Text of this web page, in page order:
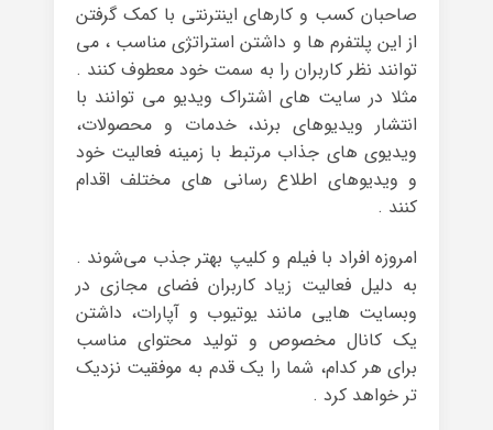
صاحبان کسب و کارهای اینترنتی با کمک گرفتن
از این پلتفرم ها و داشتن استراتژی مناسب ، می
توانند نظر کاربران را به سمت خود معطوف کنند .
مثلا در سایت های اشتراک ویدیو می توانند با
انتشار ویدیوهای برند، خدمات و محصولات،
ویدیوی های جذاب مرتبط با زمینه فعالیت خود
و ویدیوهای اطلاع رسانی های مختلف اقدام
کنند .
امروزه افراد با فیلم و کلیپ بهتر جذب می‌شوند .
به دلیل فعالیت زیاد کاربران فضای مجازی در
وبسایت هایی مانند یوتیوب و آپارات، داشتن
یک کانال مخصوص و تولید محتوای مناسب
برای هر کدام، شما را یک قدم به موفقیت نزدیک
تر خواهد کرد .